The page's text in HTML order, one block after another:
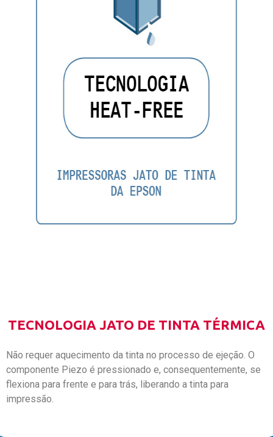
TECNOLOGIA JATO DE TINTA TÉRMICA
Não requer aquecimento da tinta no processo de ejeção. O
componente Piezo é pressionado e, consequentemente, se
flexiona para frente e para trás, liberando a tinta para
impressão.